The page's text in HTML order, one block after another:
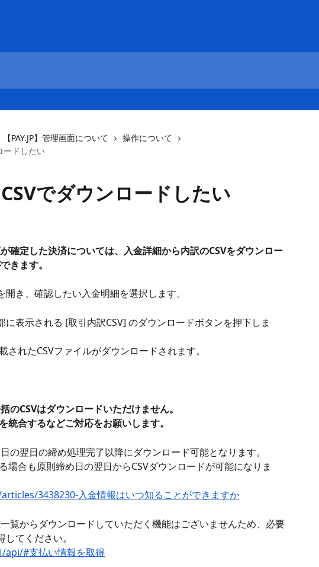
【PAY.JP】管理画面について
操作について
ードしたい
でダウンロードしたい
確定した決済については、入金詳細から内訳のCSVをダウンロー
きます。
き、確認したい入金明細を選択します。
に表示される [取引内訳CSV] のダウンロードボタンを押下しま
れたCSVファイルがダウンロードされます。
のCSVはダウンロードいただけません。
統合するなどご対応をお願いします。
の翌日の締め処理完了以降にダウンロード可能となります。
場合も原則締め日の翌日からCSVダウンロードが可能になりま
3438230-入金情報はいつ知ることができますか
覧からダウンロードしていただく機能はございませんため、必要
てください。
#支払い情報を取得